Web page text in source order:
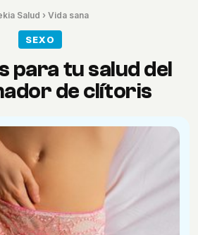
Salud › Vida sana
SEXO
para tu salud del
de clítoris